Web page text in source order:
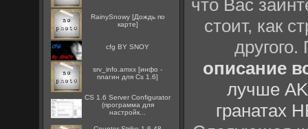
RainySnowy [Дождь по
карте]
cfg BY SNOY
srv_info.amxx [инфо -
плагин для Cs 1.6]
CS 1.6 Server Configurator
(программа для
настройк...
что Вас
стоит, как
описание
лучше
гранатах